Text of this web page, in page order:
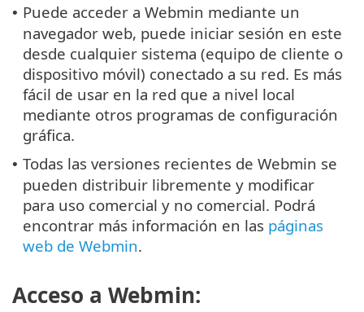
• Puede acceder a Webmin mediante un
navegador web, puede iniciar sesión en este
desde cualquier sistema (equipo de cliente o
dispositivo móvil) conectado a su red. Es más
fácil de usar en la red que a nivel local
mediante otros programas de configuración
gráfica.
• Todas las versiones recientes de Webmin se
pueden distribuir libremente y modificar
para uso comercial y no comercial. Podrá
encontrar más información en las páginas
web de Webmin.
Acceso a Webmin: